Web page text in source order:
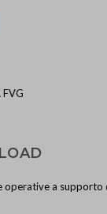
operative a supporto